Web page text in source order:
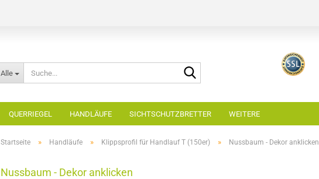
Alle
QUERRIEGEL HANDLÄUFE SICHTSCHUTZBRETTER WEITERE
Startseite » Handläufe » Klippsprofil für Handlauf T (150er) » Nussbaum - Dekor anklicken
Nussbaum - Dekor anklicken